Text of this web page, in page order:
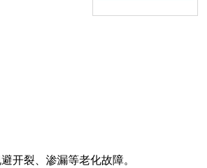
开裂、渗漏等老化故障。